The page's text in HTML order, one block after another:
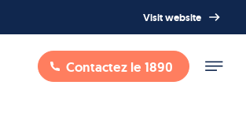
Visit website
Contactez le 1890